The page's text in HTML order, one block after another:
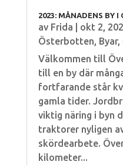
2023: MÅNADENS BY I
av Frida okt 2,
Österbotten, Byar,
Välkommen till
till en by där
fortfarande står
gamla tider.
viktig näring i byn
traktorer nyligen
skördearbete.
kilometer...